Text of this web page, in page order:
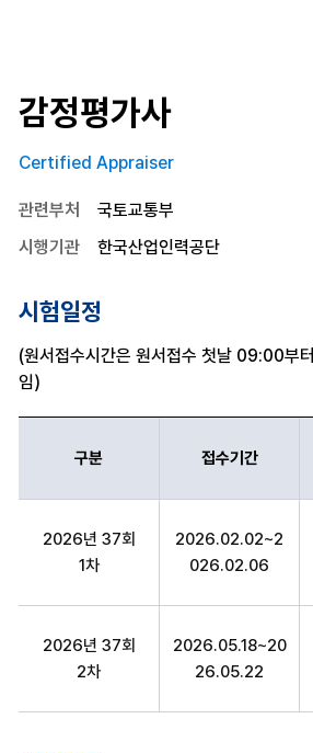
감정평가사
Certified Appraiser
관련부처
국토교통부
시행기관
한국산업인력공단
시험일정
(원서접수시간은 원서접수 첫날 09:00부터
임)
구분 접수기간
2026년 37회
1차
2026.02.02~2
026.02.06
2026년 37회
2차
2026.05.18~20
26.05.22